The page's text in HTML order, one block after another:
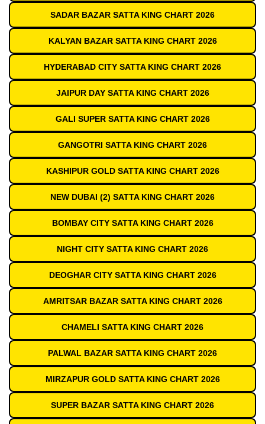
SADAR BAZAR SATTA KING CHART 2026
KALYAN BAZAR SATTA KING CHART 2026
HYDERABAD CITY SATTA KING CHART 2026
JAIPUR DAY SATTA KING CHART 2026
GALI SUPER SATTA KING CHART 2026
GANGOTRI SATTA KING CHART 2026
KASHIPUR GOLD SATTA KING CHART 2026
NEW DUBAI (2) SATTA KING CHART 2026
BOMBAY CITY SATTA KING CHART 2026
NIGHT CITY SATTA KING CHART 2026
DEOGHAR CITY SATTA KING CHART 2026
AMRITSAR BAZAR SATTA KING CHART 2026
CHAMELI SATTA KING CHART 2026
PALWAL BAZAR SATTA KING CHART 2026
MIRZAPUR GOLD SATTA KING CHART 2026
SUPER BAZAR SATTA KING CHART 2026